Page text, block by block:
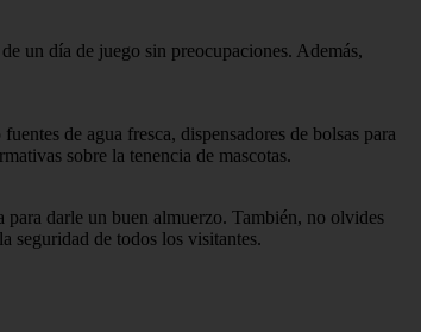
un día de juego sin preocupaciones. Además,
de agua fresca, dispensadores de bolsas para
sobre la tenencia de mascotas.
darle un buen almuerzo. También, no olvides
seguridad de todos los visitantes.